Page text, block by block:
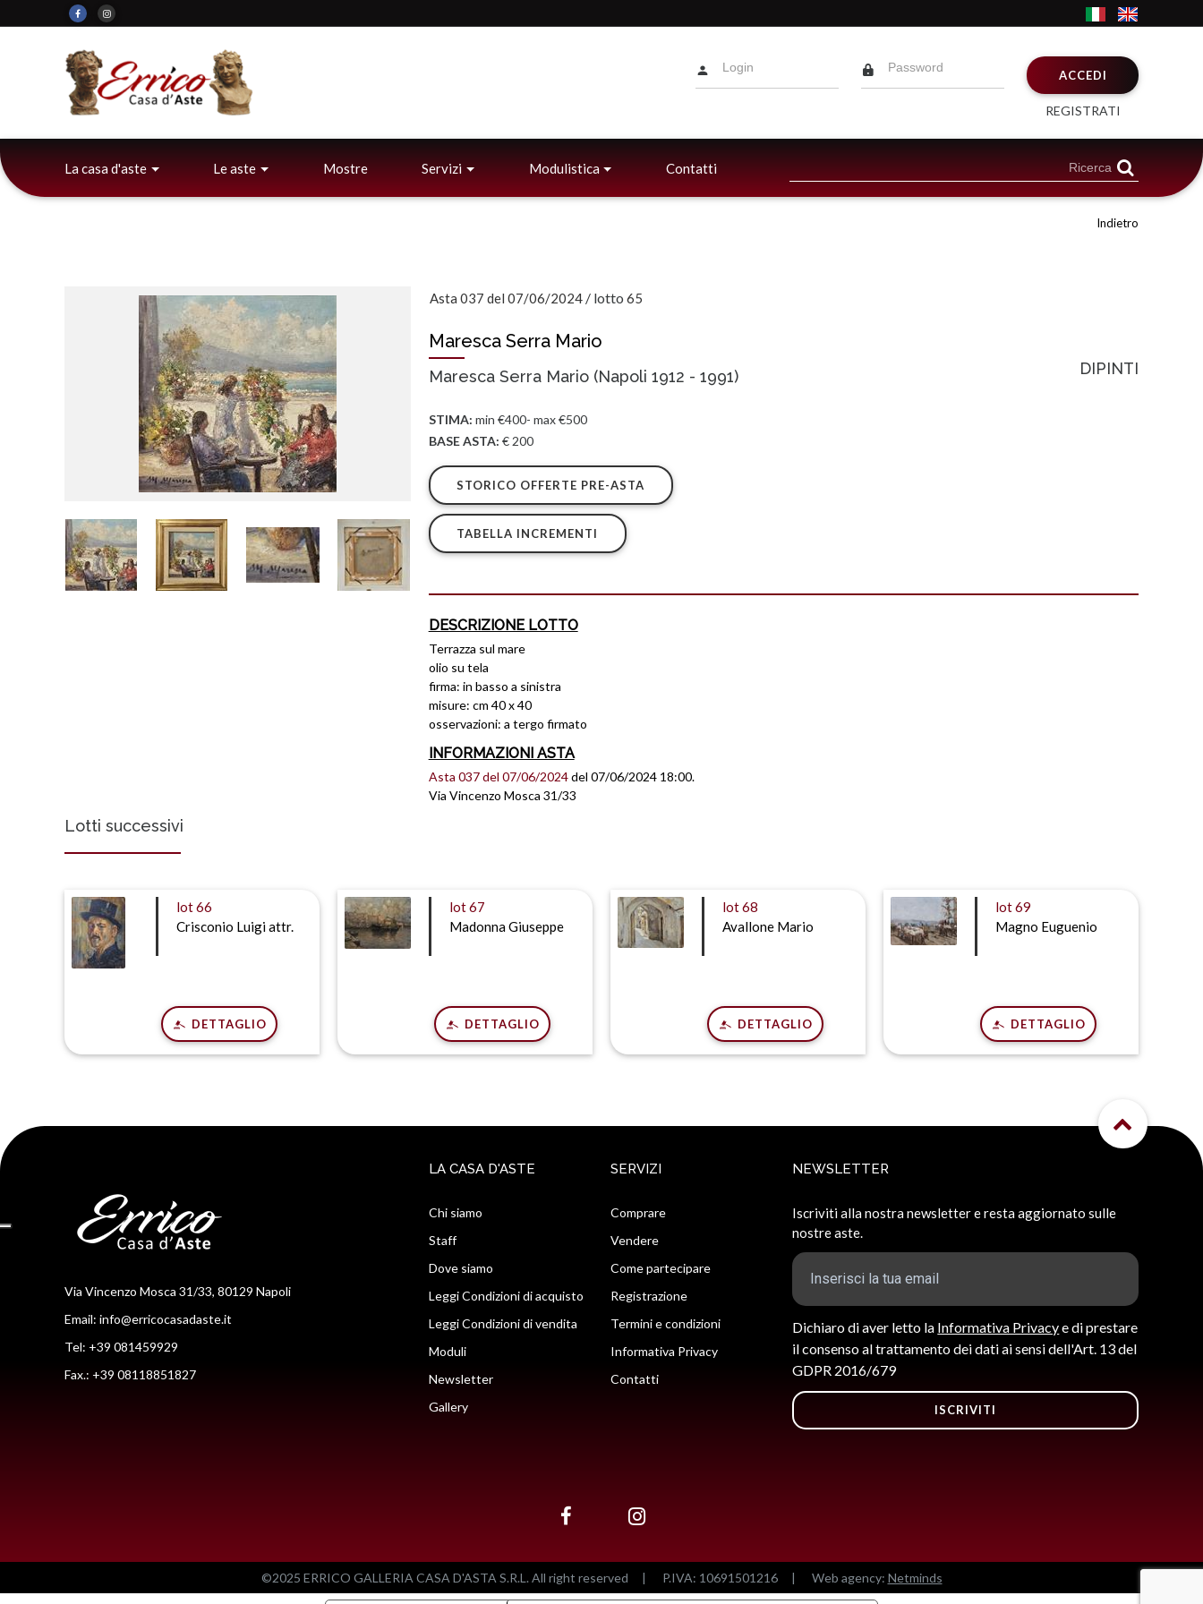
ACCEDI
REGISTRATI
La casa d'aste Le aste Mostre Servizi Modulistica Contatti
Indietro
Asta 037 del 07/06/2024/ lotto 65
Maresca Serra Mario
Maresca Serra Mario (Napoli 1912 - 1991) DIPINTI
STIMA: min €400- max €500
BASE ASTA: € 200
STORICO OFFERTE PRE-ASTA
TABELLA INCREMENTI
DESCRIZIONE LOTTO
Terrazza sul mare
olio su tela
firma: in basso a sinistra
misure: cm 40 x 40
osservazioni: a tergo firmato
INFORMAZIONI ASTA
Asta 037 del 07/06/2024del 07/06/2024 18:00.
Via Vincenzo Mosca 31/33
Lotti successivi
lot66
Crisconio Luigi attr.
DETTAGLIO
lot67
Madonna Giuseppe
DETTAGLIO
lot68
Avallone Mario
DETTAGLIO
lot69
Magno Euguenio
DETTAGLIO
Via Vincenzo Mosca 31/33, 80129 Napoli
Email: info@erricocasadaste.it
Tel: +39 081459929
Fax.: +39 08118851827
LA CASA D'ASTE
Chi siamo
Staff
Dove siamo
Leggi Condizioni di acquisto
Leggi Condizioni di vendita
Moduli
Newsletter
Gallery
SERVIZI
Comprare
Vendere
Come partecipare
Registrazione
Termini e condizioni
Informativa Privacy
Contatti
NEWSLETTER
Iscriviti alla nostra newsletter e resta aggiornato sulle
nostre aste.
Dichiaro di aver letto la Informativa Privacye di prestare
il consenso al trattamento dei dati ai sensi dell'Art. 13 del
GDPR 2016/679
ISCRIVITI
©2025 ERRICO GALLERIA CASA D'ASTA S.R.L. All right reserved | P.IVA: 10691501216 | Web agency: Netminds